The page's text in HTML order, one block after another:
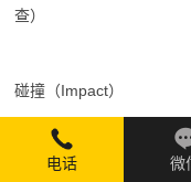
查）
碰撞（Impact）
目的：确保连接器抵抗
电话 微